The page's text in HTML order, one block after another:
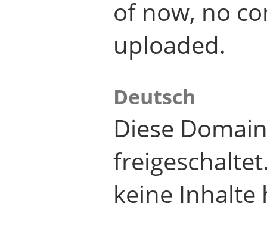
of now, no
uploaded.
Deutsch
Diese
keine Inhalte